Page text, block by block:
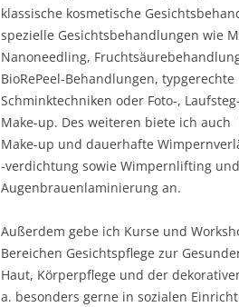
klassische kosmetische
spezielle Gesichtsbehandlungen wie
Nanoneedling,
BioRePeel-Behandlungen, typgerechte
Schminktechniken oder Foto-,
Make-up. Des weiteren biete ich auch
Make-up und dauerhafte
-verdichtung sowie Wimpernlifting und
Augenbrauenlaminierung an.
Außerdem gebe ich Kurse und
Bereichen Gesichtspflege zur
Haut, Körperpflege und der
a. besonders gerne in sozialen